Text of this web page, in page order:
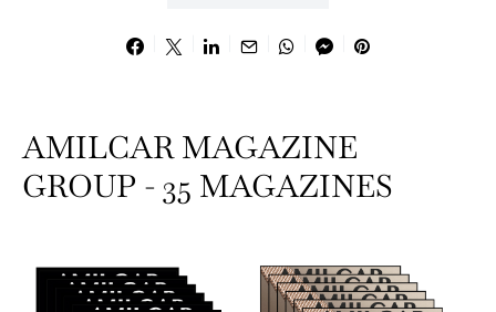
AMILCAR MAGAZINE
GROUP - 35 MAGAZINES